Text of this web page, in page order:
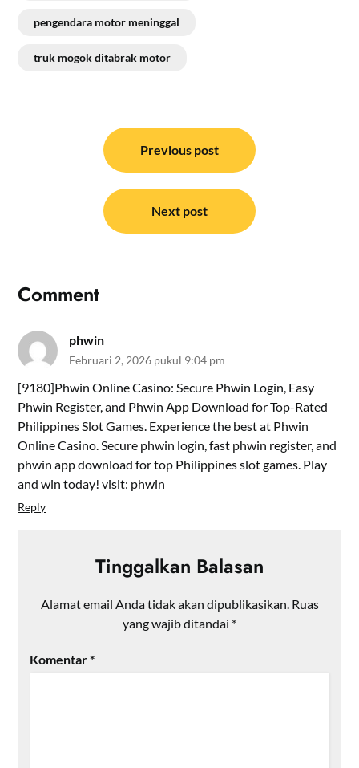
pengendara motor meninggal
truk mogok ditabrak motor
Previous post
Next post
Comment
phwin
Februari 2, 2026 pukul 9:04 pm
[9180]Phwin Online Casino: Secure Phwin Login, Easy
Phwin Register, and Phwin App Download for Top-Rated
Philippines Slot Games. Experience the best at Phwin
Online Casino. Secure phwin login, fast phwin register, and
phwin app download for top Philippines slot games. Play
and win today! visit: phwin
Reply
Tinggalkan Balasan
Alamat email Anda tidak akan dipublikasikan. Ruas
yang wajib ditandai *
Komentar*